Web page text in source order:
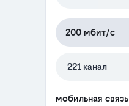
200 мбит/с
221 канал
мобильная связь